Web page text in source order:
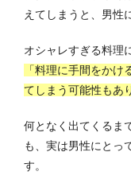
えてしまうと、男性
オシャレすぎる料理
「料理に手間をか
てしまう可能性もあ
何となく出てくるま
も、実は男性にとっ
す。